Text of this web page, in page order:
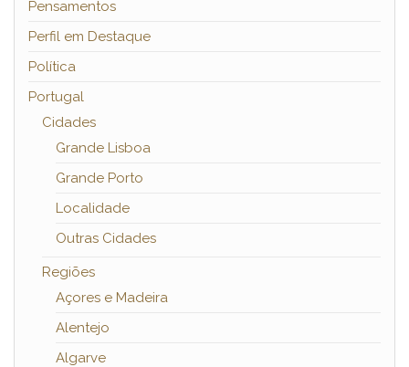
Pensamentos
Perfil em Destaque
Política
Portugal
Cidades
Grande Lisboa
Grande Porto
Localidade
Outras Cidades
Regiões
Açores e Madeira
Alentejo
Algarve